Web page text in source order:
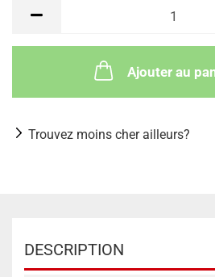
Ajouter au
Trouvez moins cher ailleurs?
DESCRIPTION